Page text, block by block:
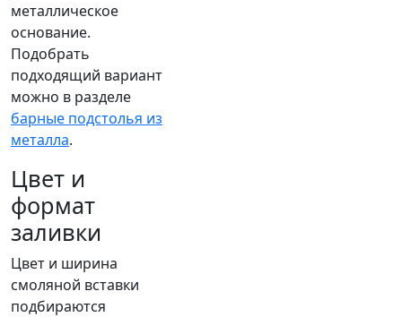
металлическое
основание.
Подобрать
подходящий вариант
можно в разделе
барные подстолья из
металла.
Цвет и
формат
заливки
Цвет и ширина
смоляной вставки
подбираются